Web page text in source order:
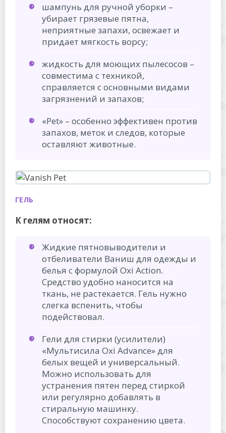
шампунь для ручной уборки –
убирает грязевые пятна,
неприятные запахи, освежает и
придает мягкость ворсу;
жидкость для моющих пылесосов –
совместима с техникой,
справляется с основными видами
загрязнений и запахов;
«Pet» – особенно эффективен против
запахов, меток и следов, которые
оставляют животные.
ГЕЛЬ
К гелям относят:
Жидкие пятновыводители и
отбеливатели Ваниш для одежды и
белья с формулой Oxi Action.
Средство удобно наносится на
ткань, не растекается. Гель нужно
слегка вспенить, чтобы
подействовал.
Гели для стирки (усилители)
«Мультисила Oxi Advance» для
белых вещей и универсальный.
Можно использовать для
устранения пятен перед стиркой
или регулярно добавлять в
стиральную машинку.
Способствуют сохранению цвета.